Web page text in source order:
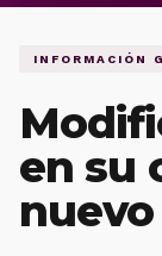
INFORMACIÓN
en su